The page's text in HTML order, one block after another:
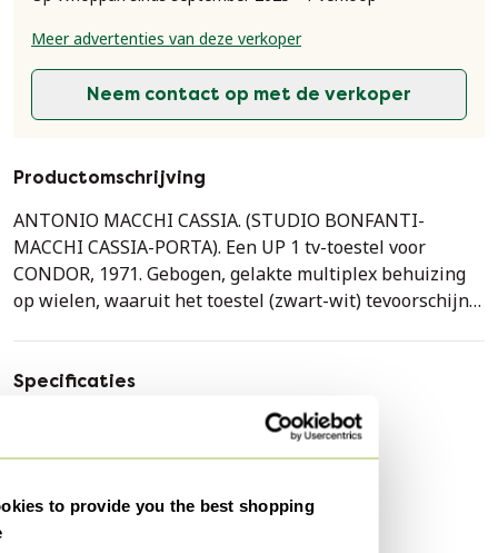
to provide you the best shopping
Meer advertenties van deze verkoper
Neem contact op met de verkoper
Productomschrijving
ANTONIO MACCHI CASSIA. (STUDIO BONFANTI-
MACCHI CASSIA-PORTA). Een UP 1 tv-toestel voor
CONDOR, 1971. Gebogen, gelakte multiplex behuizing
op wielen, waaruit het toestel (zwart-wit) tevoorschijn
Specificaties
Kleuren
Blauw
Materiaal
Hout